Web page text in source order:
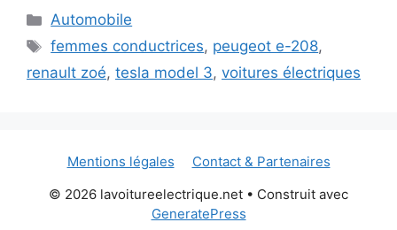
Catégories
Automobile
Étiquettes
femmes conductrices, peugeot e-208,
renault zoé, tesla model 3, voitures électriques
Mentions légales
Contact & Partenaires
© 2026 lavoitureelectrique.net • Construit avec
GeneratePress